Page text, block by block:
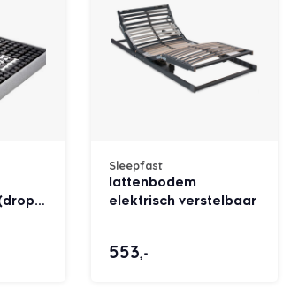
Sleepfast
lattenbodem
elektrisch verstelbaar
553,-